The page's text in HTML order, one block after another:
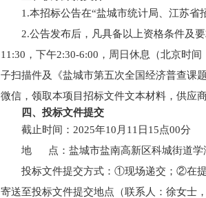
1.本招标公告在“盐城市统计局、江苏省
2.公告发布后，凡具备以上资格条件及
11:30，下午2:30-6:00，周日休息（北京时
子扫描件及《盐城市第五次全国经济普查课
微信，领取本项目招标文件文本材料，供应
四、投标文件提交
截止时间：2025年10月11日15点00分
地 点：盐城市盐南高新区科城街道学
投标文件提交方式：①现场递交；②在
寄送至投标文件提交地点（联系人：徐女士